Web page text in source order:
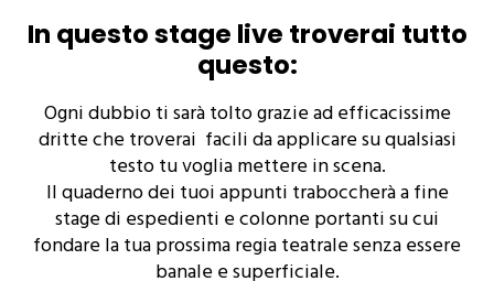
In questo stage live troverai tutto
questo:
Ogni dubbio ti sarà tolto grazie ad efficacissime
dritte che troverai facili da applicare su qualsiasi
testo tu voglia mettere in scena.
Il quaderno dei tuoi appunti traboccherà a fine
stage di espedienti e colonne portanti su cui
fondare la tua prossima regia teatrale senza essere
banale e superficiale.